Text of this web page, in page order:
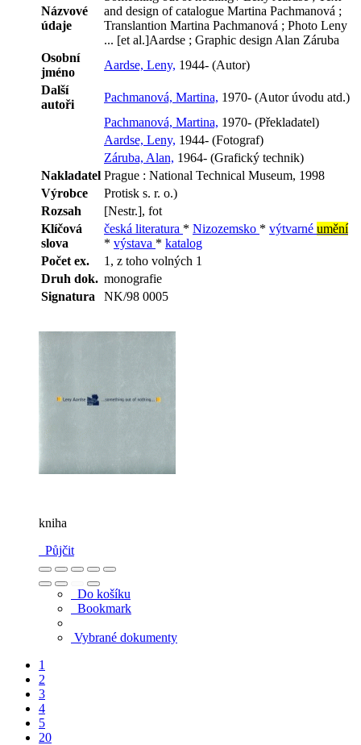
Názvové
údaje
and design of catalogue Martina Pachmanová ;
Translantion Martina Pachmanová ; Photo Leny
... [et al.]Aardse ; Graphic design Alan Záruba
Osobní
jméno
Aardse, Leny, 1944- (Autor)
Další
autoři
Pachmanová, Martina, 1970- (Autor úvodu atd.)
Pachmanová, Martina, 1970- (Překladatel)
Aardse, Leny, 1944- (Fotograf)
Záruba, Alan, 1964- (Grafický technik)
Nakladatel Prague : National Technical Museum, 1998
Výrobce
Protisk s. r. o.)
Rozsah
[Nestr.], fot
Klíčová
slova
česká literatura * Nizozemsko * výtvarné umění
* výstava * katalog
Počet ex.
1, z toho volných 1
Druh dok. monografie
Signatura
NK/98 0005
kniha
Půjčit
Do košíku
Bookmark
Vybrané dokumenty
1
2
3
4
5
20